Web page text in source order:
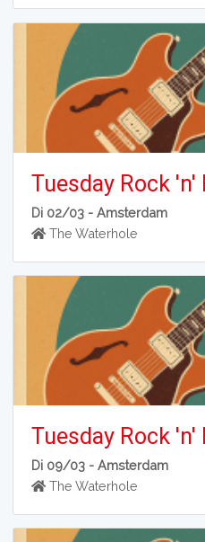
Tuesday Rock
Di 02/03 -Amsterdam
The Waterhole
Tuesday Rock
Di 09/03 -Amsterdam
The Waterhole